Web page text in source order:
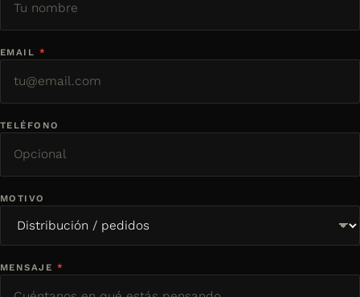
EMAIL *
TELÉFONO
MOTIVO
MENSAJE *